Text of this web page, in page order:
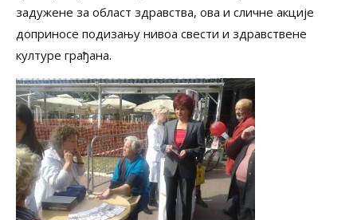
задужене за област здравства, ова и сличне акције
доприносе подизању нивоа свести и здравствене
културе грађана.